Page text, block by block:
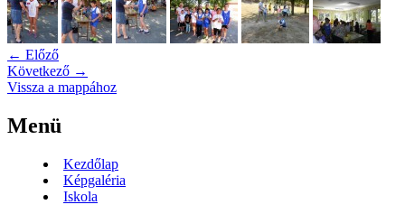
← Előző
Következő →
Vissza a mappához
Menü
Kezdőlap
Képgaléria
Iskola